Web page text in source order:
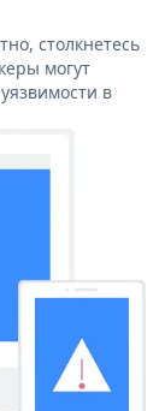
столкнетесь
могут
в